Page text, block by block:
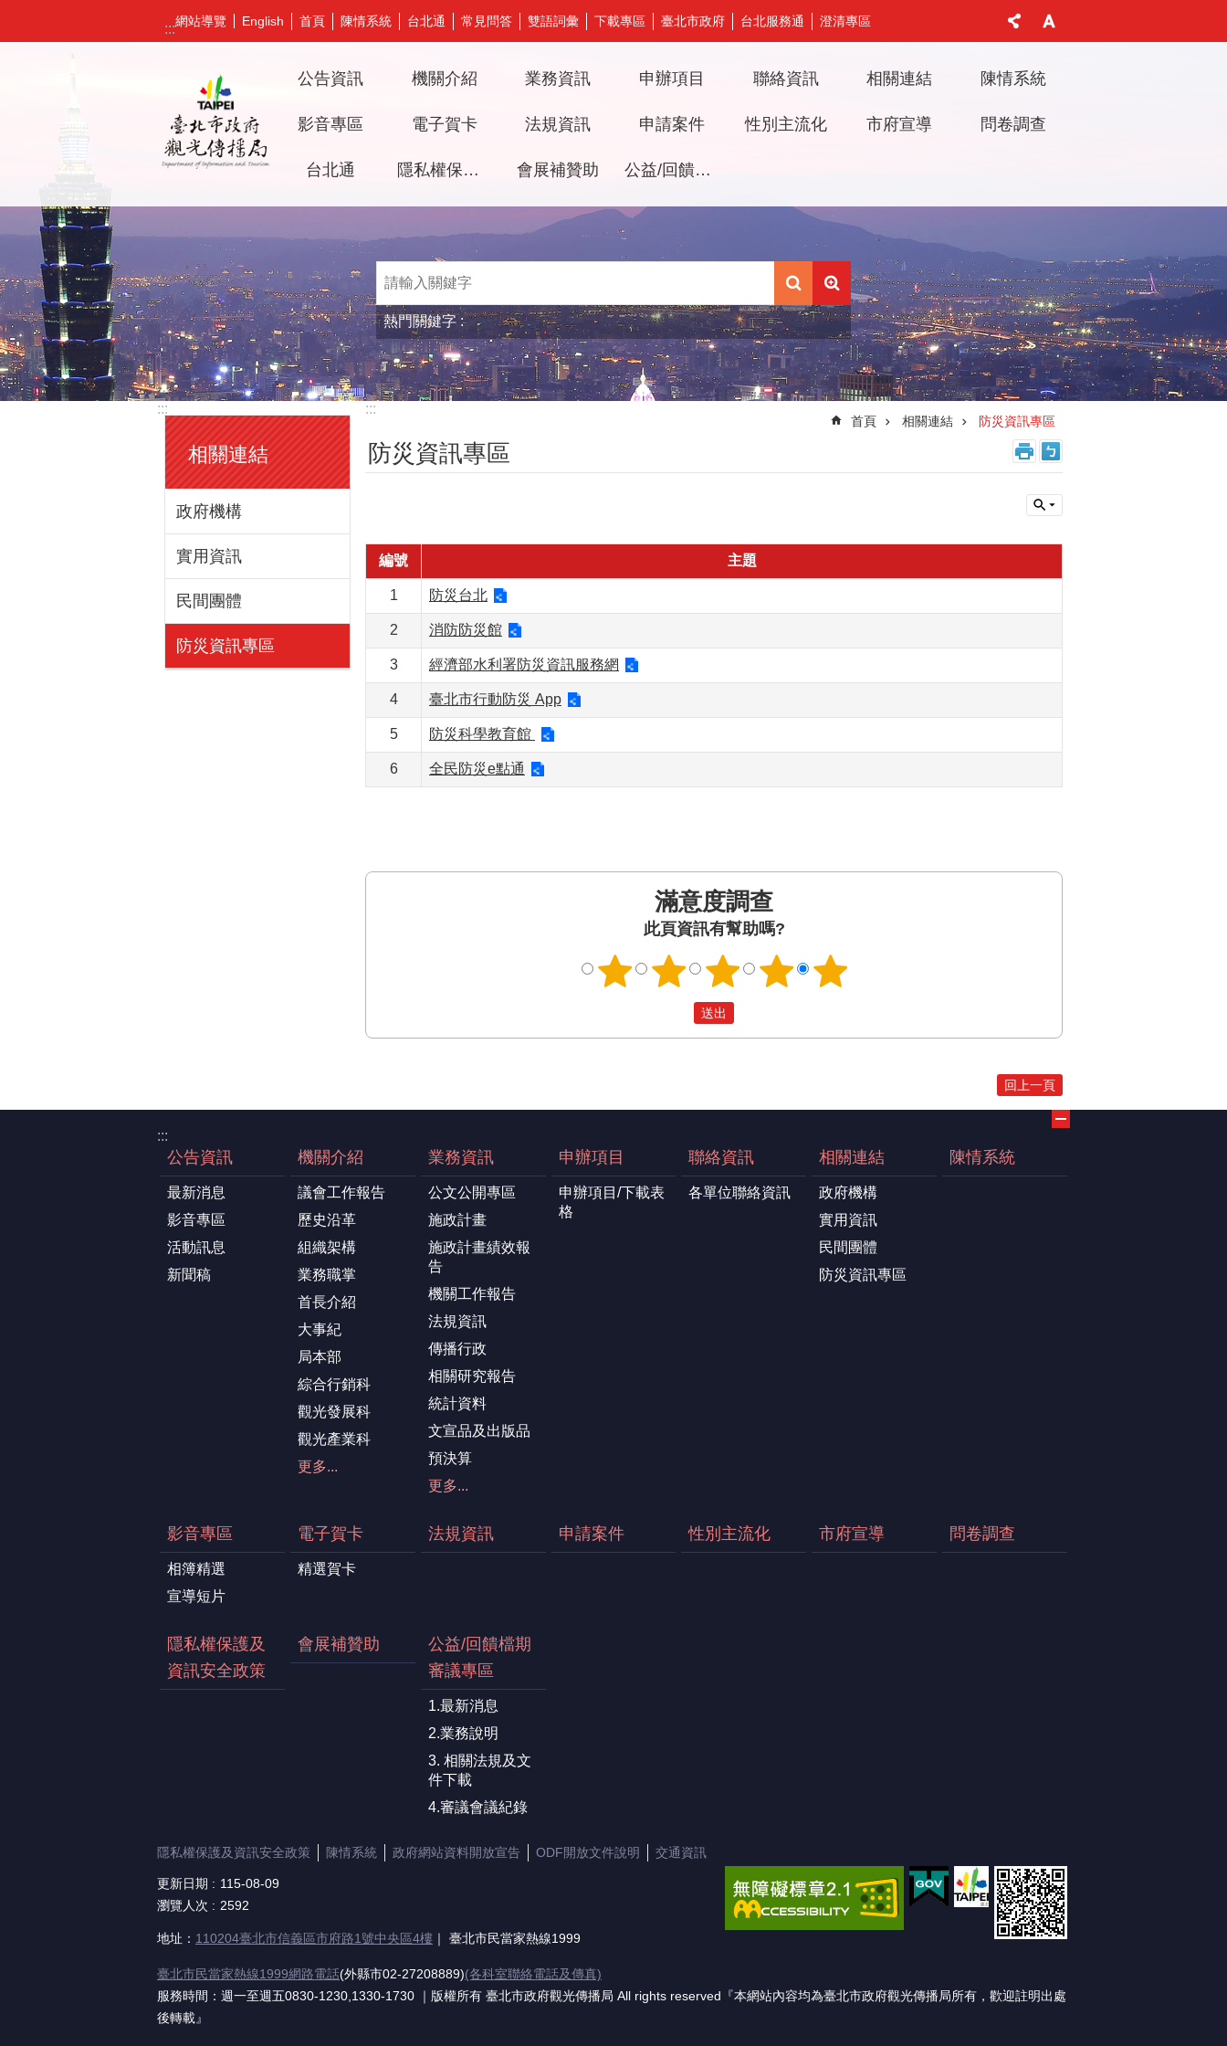
:::
網站導覽 English 首頁 陳情系統 台北通 常見問答 雙語詞彙 下載專區 臺北市政府 台北服務通 澄清專區
公告資訊 機關介紹 業務資訊 申辦項目 聯絡資訊 相關連結 陳情系統
影音專區 電子賀卡 法規資訊 申請案件 性別主流化 市府宣導 問卷調查
台北通 隱私權保護及資訊安全政策 會展補贊助 公益/回饋檔期審議專區
熱門關鍵字
:::
相關連結
政府機構
實用資訊
民間團體
防災資訊專區
:::
首頁 相關連結 防災資訊專區
防災資訊專區
編號 主題
1 防災台北
2 消防防災館
3 經濟部水利署防災資訊服務網
4 臺北市行動防災 App
5 防災科學教育館
6 全民防災e點通
滿意度調查
此頁資訊有幫助嗎?
回上一頁
:::
公告資訊
最新消息
影音專區
活動訊息
新聞稿
機關介紹
議會工作報告
歷史沿革
組織架構
業務職掌
首長介紹
大事紀
局本部
綜合行銷科
觀光發展科
觀光產業科
更多...
業務資訊
公文公開專區
施政計畫
施政計畫績效報
告
機關工作報告
法規資訊
傳播行政
相關研究報告
統計資料
文宣品及出版品
預決算
更多...
申辦項目
申辦項目/下載表
格
聯絡資訊
各單位聯絡資訊
相關連結
政府機構
實用資訊
民間團體
防災資訊專區
陳情系統
影音專區
相簿精選
宣導短片
電子賀卡
精選賀卡
法規資訊 申請案件 性別主流化 市府宣導 問卷調查
隱私權保護及
資訊安全政策
會展補贊助
公益/回饋檔期
審議專區
1.最新消息
2.業務說明
3. 相關法規及文
件下載
4.審議會議紀錄
隱私權保護及資訊安全政策 陳情系統 政府網站資料開放宣告 ODF開放文件說明 交通資訊
更新日期
115-08-09
瀏覽人次
2592
地址： 110204臺北市信義區市府路1號中央區4樓 ｜ 臺北市民當家熱線1999
臺北市民當家熱線1999網路電話(外縣市02-27208889)(各科室聯絡電話及傳真)
服務時間：週一至週五0830-1230,1330-1730 ｜版權所有 臺北市政府觀光傳播局 All rights reserved『本網站內容均為臺北市政府觀光傳播局所有，歡迎註明出處
後轉載』